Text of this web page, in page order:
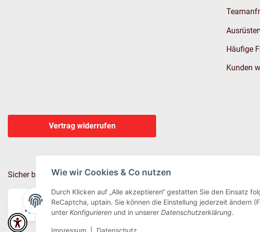
Wie wir Cookies & Co nutzen
Durch Klicken auf „Alle akzeptieren“ gestatten Sie den Einsatz
ReCaptcha, uptain. Sie können die Einstellung jederzeit ändern
unter Konfigurieren und in unserer Datenschutzerklärung.
Impressum Datenschutz
Häufige
Kunden
Vertrag widerrufen
Sicher bezahlen via: